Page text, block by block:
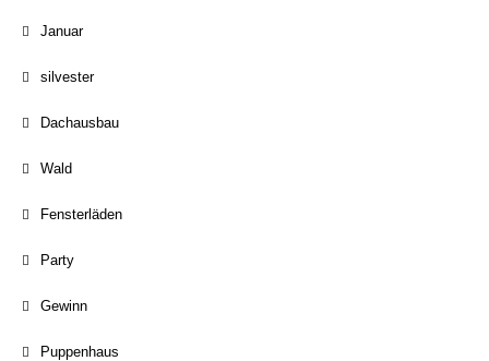
Januar
silvester
Dachausbau
Wald
Fensterläden
Party
Gewinn
Puppenhaus